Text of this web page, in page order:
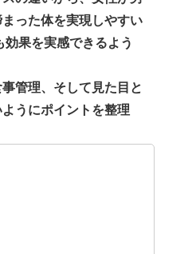
った体を実現しやすい
果を実感できるよう
管理、そして見た目と
うにポイントを整理